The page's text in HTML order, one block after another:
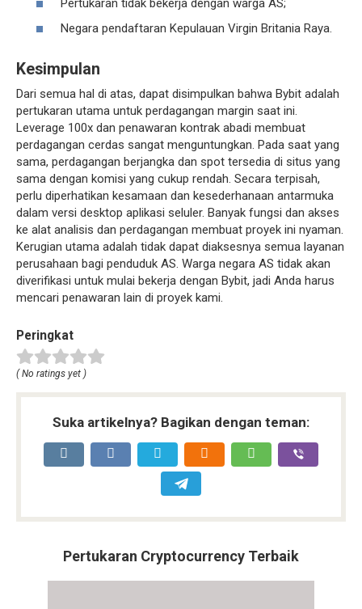
Negara pendaftaran Kepulauan Virgin Britania Raya.
Kesimpulan
Dari semua hal di atas, dapat disimpulkan bahwa Bybit adalah
pertukaran utama untuk perdagangan margin saat ini.
Leverage 100x dan penawaran kontrak abadi membuat
perdagangan cerdas sangat menguntungkan. Pada saat yang
sama, perdagangan berjangka dan spot tersedia di situs yang
sama dengan komisi yang cukup rendah. Secara terpisah,
perlu diperhatikan kesamaan dan kesederhanaan antarmuka
dalam versi desktop aplikasi seluler. Banyak fungsi dan akses
ke alat analisis dan perdagangan membuat proyek ini nyaman.
Kerugian utama adalah tidak dapat diaksesnya semua layanan
perusahaan bagi penduduk AS. Warga negara AS tidak akan
diverifikasi untuk mulai bekerja dengan Bybit, jadi Anda harus
mencari penawaran lain di proyek kami.
Peringkat
( No ratings yet )
Suka artikelnya? Bagikan dengan teman:
Pertukaran Cryptocurrency Terbaik